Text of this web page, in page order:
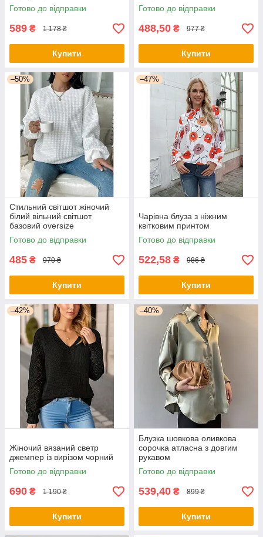
Готово до відправки
589 ₴ 1 178 ₴
Купити
Готово до відправки
488,50 ₴ 977 ₴
Купити
–50%
Стильний світшот жіночий
білий вільний світшот
базовий oversize
Готово до відправки
485 ₴ 970 ₴
Купити
–47%
Чарівна блуза з ніжним
квітковим принтом
Готово до відправки
522,58 ₴ 986 ₴
Купити
–42%
Жіночий вязаний светр
джемпер із вирізом чорний
Готово до відправки
690 ₴ 1 190 ₴
Купити
–40%
Блузка шовкова оливкова
сорочка атласна з довгим
рукавом
Готово до відправки
539,40 ₴ 899 ₴
Купити